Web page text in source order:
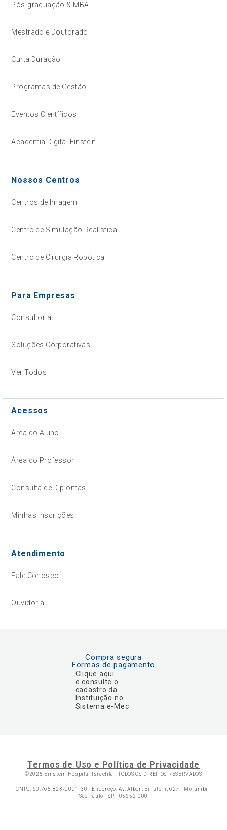
Pós-graduação & MBA
Mestrado e Doutorado
Curta Duração
Programas de Gestão
Eventos Científicos
Academia Digital Einstein
Nossos Centros
Centros de Imagem
Centro de Simulação Realística
Centro de Cirurgia Robótica
Para Empresas
Consultoria
Soluções Corporativas
Ver Todos
Acessos
Área do Aluno
Área do Professor
Consulta de Diplomas
Minhas Inscrições
Atendimento
Fale Conosco
Ouvidoria
Compra segura
Formas de pagamento
Clique aqui
e consulte o
cadastro da
Instituição no
Sistema e-Mec
Termos de Uso e Política de Privacidade
©2025 Einstein Hospital Israelita -TODOS OS DIREITOS RESERVADOS
CNPJ: 60.765.823/0001-30 - Endereço: Av. Albert Einstein, 627 - Morumbi -
São Paulo - SP - 05652-000